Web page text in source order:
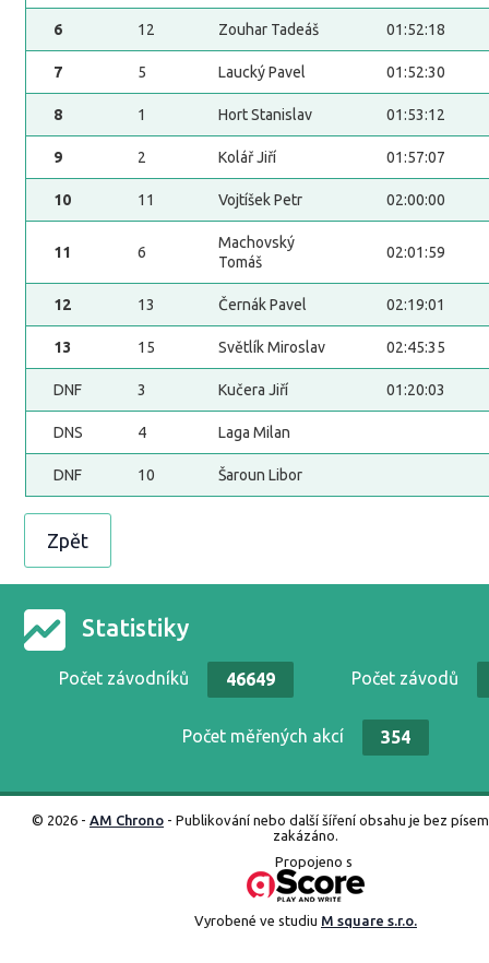
6 12 Zouhar Tadeáš 01:52:18
7 5 Laucký Pavel 01:52:30
8 1 Hort Stanislav 01:53:12
9 2 Kolář Jiří 01:57:07
10 11 Vojtíšek Petr 02:00:00
11 6
Machovský
Tomáš
02:01:59
12 13 Černák Pavel 02:19:01
13 15 Světlík Miroslav 02:45:35
DNF 3 Kučera Jiří 01:20:03
DNS 4 Laga Milan
DNF 10 Šaroun Libor
Zpět
Statistiky
Počet závodníků 46649 Počet závodů
Počet měřených akcí 354
© 2026 - AM Chrono - Publikování nebo další šíření obsahu je bez
zakázáno.
Propojeno s
Vyrobené ve studiu M square s.r.o.